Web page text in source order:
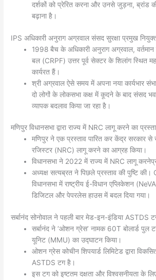
दर्शकों को प्रेरित करना और उनसे जुड़ना, ब्रांड
बढ़ाना है।
IPS अधिकारी अनुराग अग्रवाल संसद सुरक्षा प्रमुख
1998 बैच के अधिकारी अनुराग अग्रवाल, वर्तमान
बल (CRPF) उत्तर पूर्व सेक्टर के शिलांग स्थित
कार्यरत हैं।
श्री अग्रवाल ऐसे समय में अपना नया कार्यभार
दो लोगों के लोकसभा कक्ष में कूदने के बाद संसद
व्यापक बदलाव किया जा रहा है।
मणिपुर विधानसभा द्वारा राज्य में NRC लागू करने का
मणिपुर ने एक प्रस्ताव पारित कर केंद्र सरकार से
रजिस्टर (NRC) लागू करने का आग्रह किया।
विधानसभा ने 2022 में राज्य में NRC लागू
अध्यक्ष सत्यब्रत ने पिछले प्रस्ताव की पुष्टि की।
विधानसभा में राष्ट्रीय ई-विधान एप्लिकेशन
डिजिटल और पेपरलेस हाउस में बदल दिया गया।
सर्बानंद सोनोवाल ने पहली बार मेड-इन-इंडिया ASTDS
सर्बानंद ने ‘ओशन ग्रेस’ नामक 60T बोलार्ड पुल
यूनिट (MMU) का उद्घाटन किया।
ओशन ग्रेस कोचीन शिपयार्ड लिमिटेड द्वारा
ASTDS टग है।
इस टग को इष्टतम दक्षता और विश्वसनीयता के